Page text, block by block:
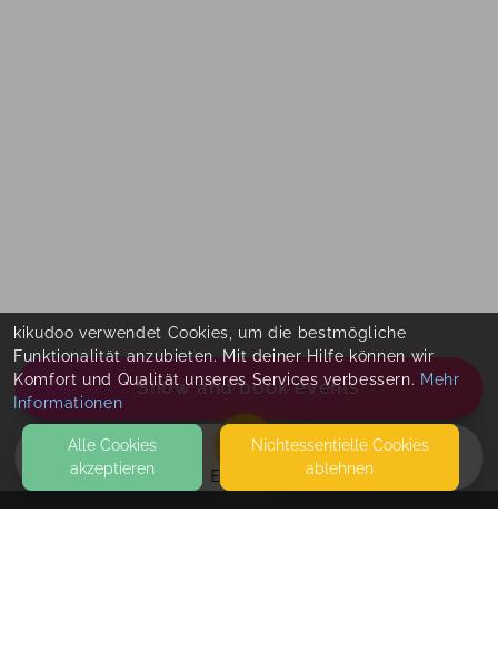
EVENTS
Show and book events
kikudoo verwendet Cookies, um die bestmögliche
Funktionalität anzubieten. Mit deiner Hilfe können wir
Komfort und Qualität unseres Services verbessern. Mehr
Informationen
Alle Cookies
akzeptieren
Nicht­essentielle Cookies
ablehnen